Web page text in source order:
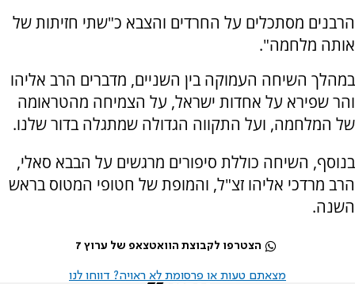
הרבנים מסתכלים על החרדים והצבא כ"שתי חזיתות של
אותה מלחמה".
במהלך השיחה העמוקה בין השניים, מדברים הרב אליהו
והר שפירא על אחדות ישראל, על הצמיחה מהטראומה
של המלחמה, ועל התקווה הגדולה שמתגלה בדור שלנו.
בנוסף, השיחה כוללת סיפורים מרגשים על הבבא סאלי,
הרב מרדכי אליהו זצ"ל, והמופת של חטופי המטוס בראש
השנה.
הצטרפו לקבוצת הוואטצאפ של ערוץ 7
מצאתם טעות או פרסומת לא ראויה? דווחו לנו